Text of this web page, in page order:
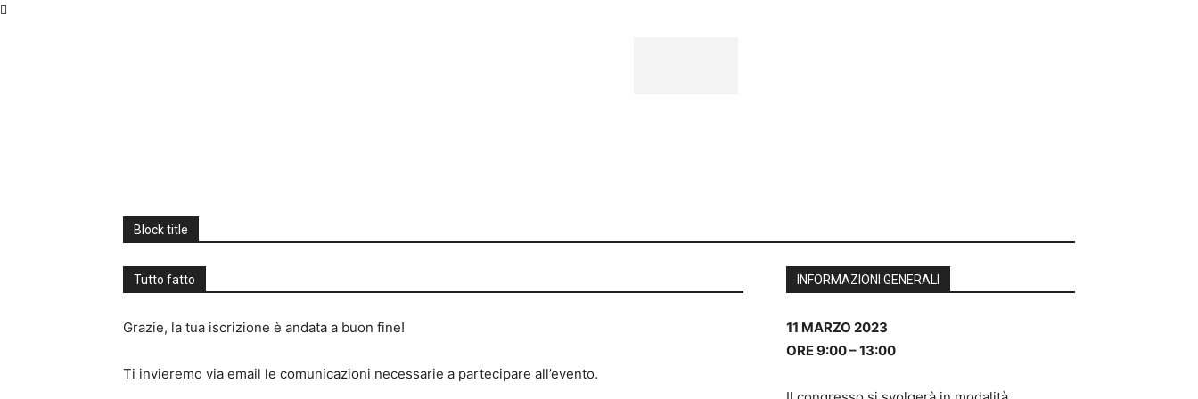
Block title
Tutto fatto
Grazie, la tua iscrizione è andata a buon fine!
Ti invieremo via email le comunicazioni necessarie a partecipare all’evento.
INFORMAZIONI GENERALI
11 MARZO 2023
ORE 9:00 – 13:00